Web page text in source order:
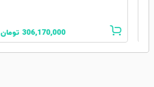
306,170,000 تومان